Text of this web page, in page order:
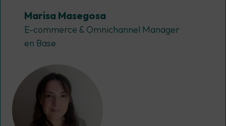
Marisa Masegosa
E-commerce & Omnichannel Manager
en Base